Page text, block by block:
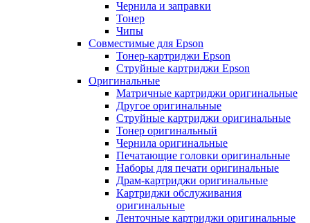
Чернила и заправки
Тонер
Чипы
Совместимые для Epson
Тонер-картриджи Epson
Струйные картриджи Epson
Оригинальные
Матричные картриджи оригинальные
Другое оригинальные
Струйные картриджи оригинальные
Тонер оригинальный
Чернила оригинальные
Печатающие головки оригинальные
Наборы для печати оригинальные
Драм-картриджи оригинальные
Картриджи обслуживания
оригинальные
Ленточные картриджи оригинальные